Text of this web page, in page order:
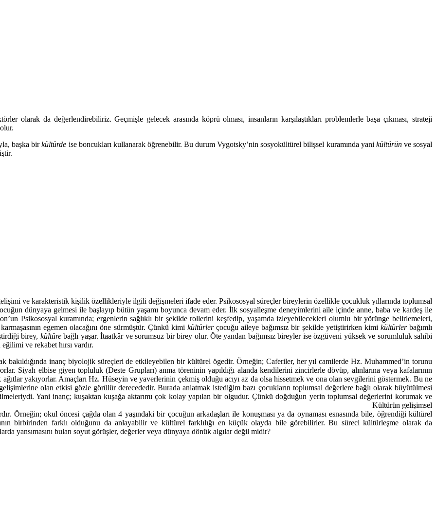
olarak da değerlendirebiliriz. Geçmişle gelecek arasında köprü olması, insanların karşılaştıkları problemlerle başa çıkması, strateji
başka birkültürde ise boncukları kullanarak öğrenebilir. Bu durum Vygotsky’nin sosyokültürel bilişsel kuramında yani kültürünve sosyal
ve karakteristik kişilik özellikleriyle ilgili değişmeleri ifade eder. Psikososyal süreçler bireylerin özellikle çocukluk yıllarında toplumsal
dünyaya gelmesi ile başlayıp bütün yaşamı boyunca devam eder. İlk sosyalleşme deneyimlerini aile içinde anne, baba ve kardeş ile
Psikososyal kuramında; ergenlerin sağlıklı bir şekilde rollerini keşfedip, yaşamda izleyebilecekleri olumlu bir yörünge belirlemeleri,
egemen olacağını öne sürmüştür. Çünkü kimi kültürler çocuğu aileye bağımsız bir şekilde yetiştirirken kimi kültürler bağımlı
birey, kültürebağlı yaşar. İtaatkâr ve sorumsuz bir birey olur. Öte yandan bağımsız bireyler ise özgüveni yüksek ve sorumluluk sahibi
ve rekabet hırsı vardır.
bakıldığında inanç biyolojik süreçleri de etkileyebilen bir kültürel ögedir. Örneğin; Caferiler, her yıl camilerde Hz. Muhammed’in torunu
Siyah elbise giyen topluluk (Deste Grupları) anma töreninin yapıldığı alanda kendilerini zincirlerle dövüp, alınlarına veya kafalarının
yakıyorlar. Amaçları Hz. Hüseyin ve yaverlerinin çekmiş olduğu acıyı az da olsa hissetmek ve ona olan sevgilerini göstermek. Bu ne
olan etkisi gözle görülür derecededir. Burada anlatmak istediğim bazı çocukların toplumsal değerlere bağlı olarak büyütülmesi
Yani inanç; kuşaktan kuşağa aktarımı çok kolay yapılan bir olgudur. Çünkü doğduğun yerin toplumsal değerlerini korumak ve
hakkıdır. Kültürün gelişimsel
Örneğin; okul öncesi çağda olan 4 yaşındaki bir çocuğun arkadaşları ile konuşması ya da oynaması esnasında bile, öğrendiği kültürel
birbirinden farklı olduğunu da anlayabilir ve kültürel farklılığı en küçük olayda bile görebilirler. Bu süreci kültürleşme olarak da
yansımasını bulan soyut görüşler, değerler veya dünyaya dönük algılar değil midir?